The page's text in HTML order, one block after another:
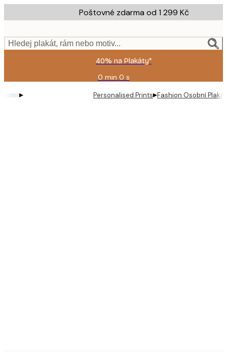
to
content.
Poštovné zdarma od 1 299 Kč
Hledej plakát, rám nebo motiv...
40% na Plakáty*
0 min 0 s
Platné
do:
2026-
▸ Personalised Prints▸Fashion Osobní Plakát